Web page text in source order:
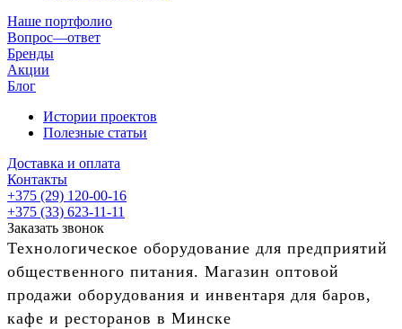
Наше портфолио
Вопрос—ответ
Бренды
Акции
Блог
Истории проектов
Полезные статьи
Доставка и оплата
Контакты
+375 (29) 120-00-16
+375 (33) 623-11-11
Заказать звонок
Технологическое оборудование для предприятий
общественного питания. Магазин оптовой
продажи оборудования и инвентаря для баров,
кафе и ресторанов в Минске